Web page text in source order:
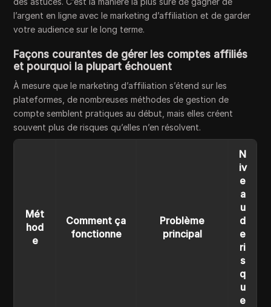
l’argent en ligne avec le marketing d’affiliation et de garder
votre audience sur le long terme.
Façons courantes de gérer les comptes affiliés
et pourquoi la plupart échouent
À mesure que le marketing d’affiliation s’étend sur les
plateformes, de nombreuses méthodes de gestion de
compte semblent pratiques au début, mais elles créent
souvent plus de risques qu’elles n’en résolvent.
Mét
hod
e
Comment ça
fonctionne
Problème
principal
N
iv
e
a
u
d
e
ri
s
q
u
e